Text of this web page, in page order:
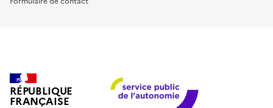
RÉPUBLIQUE
FRANÇAISE